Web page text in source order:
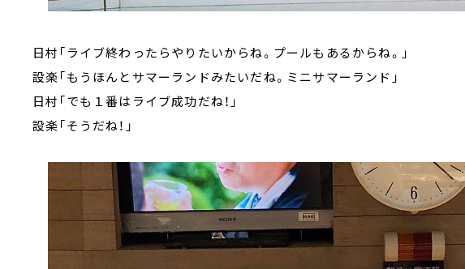
日村「ライブ終わったらやりたいからね。プールもあるからね。」
設楽「もうほんとサマーランドみたいだね。ミニサマーランド」
日村「でも１番はライブ成功だね！」
設楽「そうだね！」